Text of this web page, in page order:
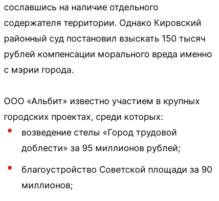
сославшись на наличие отдельного
содержателя территории. Однако Кировский
районный суд постановил взыскать 150 тысяч
рублей компенсации морального вреда именно
с мэрии города.
ООО «Альбит» известно участием в крупных
городских проектах, среди которых:
возведение стелы «Город трудовой
доблести» за 95 миллионов рублей;
благоустройство Советской площади за 90
миллионов;